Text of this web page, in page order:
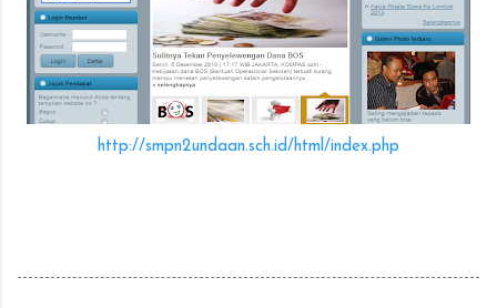
http://smpn2undaan.sch.id/html/index.php